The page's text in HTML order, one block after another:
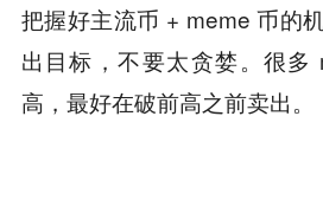
把握好主流币 + meme 币的
出目标，不要太贪婪。很多
高，最好在破前高之前卖出。